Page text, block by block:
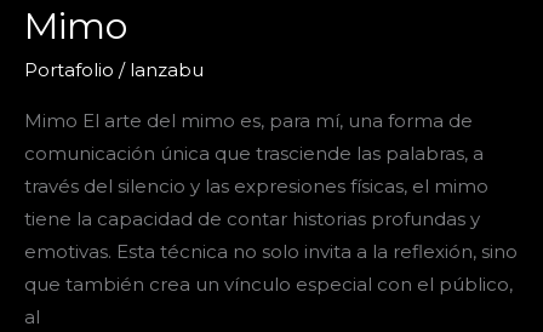
Mimo
Portafolio / lanzabu
Mimo El arte del mimo es, para mí, una forma de
comunicación única que trasciende las palabras, a
través del silencio y las expresiones físicas, el mimo
tiene la capacidad de contar historias profundas y
emotivas. Esta técnica no solo invita a la reflexión, sino
que también crea un vínculo especial con el público,
al